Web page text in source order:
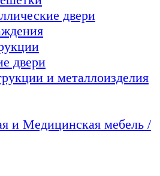
двери
двери
и металлоизделия
и Медицинская мебель /